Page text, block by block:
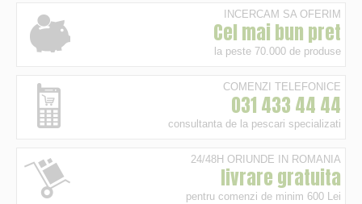
INCERCAM SA OFERIM
Cel mai bun pret
la peste 70.000 de produse
COMENZI TELEFONICE
031 433 44 44
consultanta de la pescari specializati
24/48H ORIUNDE IN ROMANIA
livrare gratuita
pentru comenzi de minim 600 Lei